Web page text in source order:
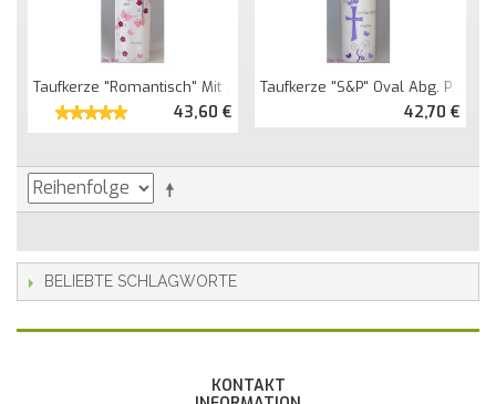
Taufkerze "romantisch" Mit Schmetterlingen Oval Abg. Perlmutt
43,60 €
Taufkerze "S&P" Oval Abg. Perlmutt
42,70 €
BELIEBTE SCHLAGWORTE
KONTAKT